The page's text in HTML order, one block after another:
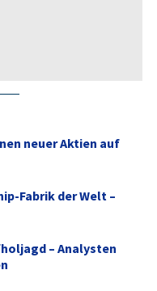
neuer Aktien auf
Fabrik der Welt –
– Analysten